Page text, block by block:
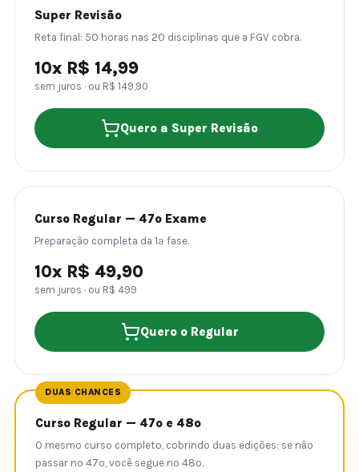
Super Revisão
Reta final: 50 horas nas 20 disciplinas que a FGV cobra.
10x R$ 14,99
sem juros · ou R$ 149,90
Quero a Super Revisão
Curso Regular — 47º Exame
Preparação completa da 1ª fase.
10x R$ 49,90
sem juros · ou R$ 499
Quero o Regular
DUAS CHANCES
Curso Regular — 47º e 48º
O mesmo curso completo, cobrindo duas edições: se não
passar no 47º, você segue no 48º.